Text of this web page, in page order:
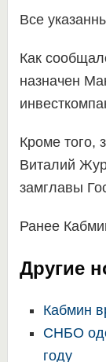
Все
Как
назначен
Кроме того,
Виталий
замглавы
Ранее
Другие
Кабмин
СНБО
году